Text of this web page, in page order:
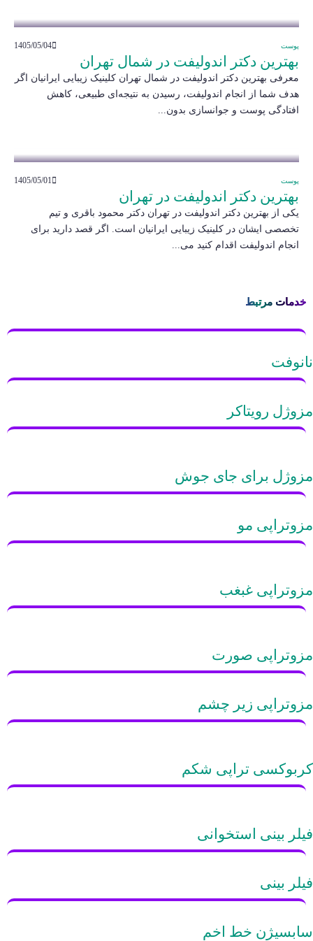
پوست 1405/05/04
بهترین دکتر اندولیفت در شمال تهران
معرفی بهترین دکتر اندولیفت در شمال تهران کلینیک زیبایی ایرانیان اگر
هدف شما از انجام اندولیفت، رسیدن به نتیجه‌ای طبیعی، کاهش
افتادگی پوست و جوانسازی بدون...
پوست 1405/05/01
بهترین دکتر اندولیفت در تهران
یکی از بهترین دکتر اندولیفت در تهران دکتر محمود باقری و تیم
تخصصی ایشان در کلینیک زیبایی ایرانیان است. اگر قصد دارید برای
انجام اندولیفت اقدام کنید می...
خدمات مرتبط
نانوفت
مزوژل رویتاکر
مزوژل برای جای جوش
مزوتراپی مو
مزوتراپی غبغب
مزوتراپی صورت
مزوتراپی زیر چشم
کربوکسی تراپی شکم
فیلر بینی استخوانی
فیلر بینی
سابسیژن خط اخم